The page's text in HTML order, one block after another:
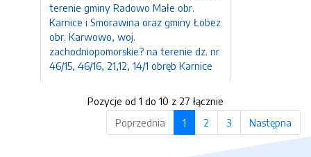
terenie gminy Radowo Małe obr.
Karnice i Smorawina oraz gminy Łobez
obr. Karwowo, woj.
zachodniopomorskie? na terenie dz. nr
46/15, 46/16, 21,12, 14/1 obręb Karnice
Pozycje od 1 do 10 z 27 łącznie
Poprzednia
1 2 3 Następna